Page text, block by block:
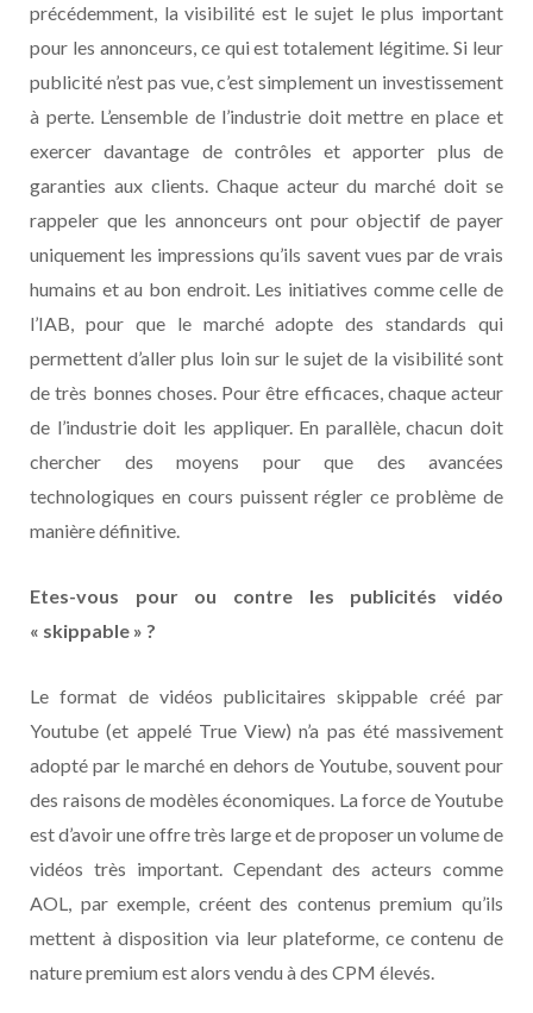
précédemment, la visibilité est le sujet le plus important
pour les annonceurs, ce qui est totalement légitime. Si leur
publicité n’est pas vue, c’est simplement un investissement
à perte. L’ensemble de l’industrie doit mettre en place et
exercer davantage de contrôles et apporter plus de
garanties aux clients. Chaque acteur du marché doit se
rappeler que les annonceurs ont pour objectif de payer
uniquement les impressions qu’ils savent vues par de vrais
humains et au bon endroit. Les initiatives comme celle de
l’IAB, pour que le marché adopte des standards qui
permettent d’aller plus loin sur le sujet de la visibilité sont
de très bonnes choses. Pour être efficaces, chaque acteur
de l’industrie doit les appliquer. En parallèle, chacun doit
chercher des moyens pour que des avancées
technologiques en cours puissent régler ce problème de
manière définitive.
Etes-vous pour ou contre les publicités vidéo
« skippable » ?
Le format de vidéos publicitaires skippable créé par
Youtube (et appelé True View) n’a pas été massivement
adopté par le marché en dehors de Youtube, souvent pour
des raisons de modèles économiques. La force de Youtube
est d’avoir une offre très large et de proposer un volume de
vidéos très important. Cependant des acteurs comme
AOL, par exemple, créent des contenus premium qu’ils
mettent à disposition via leur plateforme, ce contenu de
nature premium est alors vendu à des CPM élevés.